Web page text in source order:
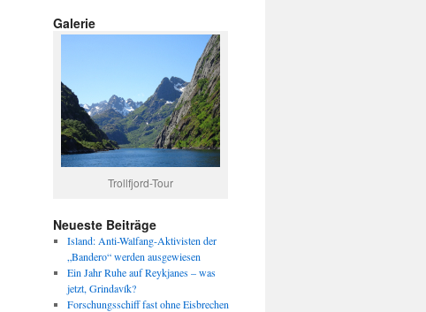
Galerie
Trollfjord-Tour
Neueste Beiträge
Island: Anti-Walfang-Aktivisten der
„Bandero“ werden ausgewiesen
Ein Jahr Ruhe auf Reykjanes – was
jetzt, Grindavík?
Forschungsschiff fast ohne Eisbrechen